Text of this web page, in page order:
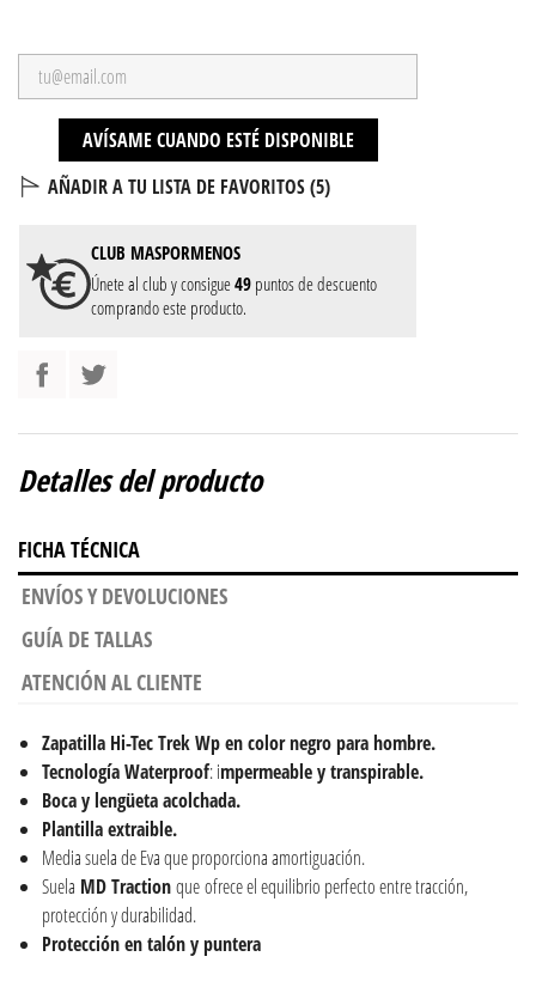
AVÍSAME CUANDO ESTÉ DISPONIBLE
AÑADIR A TU LISTA DE FAVORITOS (5)
CLUB MASPORMENOS
Únete al club y consigue49 puntos de descuento
comprando este producto.
Detalles del producto
FICHA TÉCNICA
ENVÍOS Y DEVOLUCIONES
GUÍA DE TALLAS
ATENCIÓN AL CLIENTE
Zapatilla Hi-Tec Trek Wp en color negro para hombre.
Tecnología Waterproof: impermeable y transpirable.
Boca y lengüeta acolchada.
Plantilla extraible.
Media suela de Eva que proporciona amortiguación.
Suela MD Tractionque ofrece el equilibrio perfecto entre tracción,
protección y durabilidad.
Protección en talón y puntera